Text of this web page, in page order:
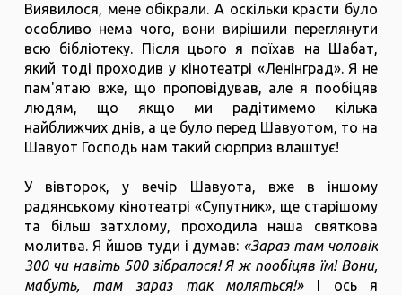
Виявилося, мене обікрали. А оскільки красти було
особливо нема чого, вони вирішили переглянути
всю бібліотеку. Після цього я поїхав на Шабат,
який тоді проходив у кінотеатрі «Ленінград». Я не
пам'ятаю вже, що проповідував, але я пообіцяв
людям, що якщо ми радітимемо кілька
найближчих днів, а це було перед Шавуотом, то на
Шавуот Господь нам такий сюрприз влаштує!
У вівторок, у вечір Шавуота, вже в іншому
радянському кінотеатрі «Супутник», ще старішому
та більш затхлому, проходила наша святкова
молитва. Я йшов туди і думав: «Зараз там чоловік
300 чи навіть 500 зібралося! Я ж пообіцяв їм! Вони,
мабуть, там зараз так моляться!»І ось я